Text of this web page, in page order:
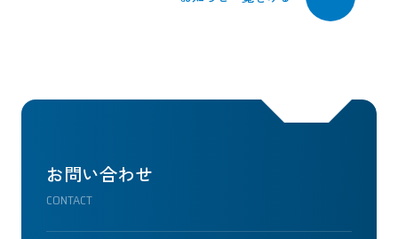
お問い合わせ
CONTACT